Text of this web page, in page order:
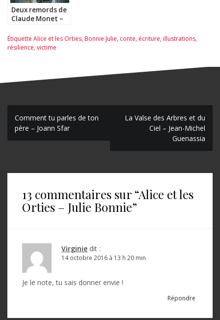
Deux remords de
Claude Monet –
Exposition
Frédéric Bazille
Étiquette Alice et les Orties,Bonnie Julie, conte, écriture,illustrations,
résilience,victime
N
a
i
Comment tu parles de ton
père – Joann Sfar
La Valse des Arbres et du
Ciel – Jean-Michel
Guenassia
13 commentaires sur “Alice et les
Orties – Julie Bonnie”
Virginie dit :
14 octobre 2016 à 13 h 20 min
Je le note, tu sais donner envie !
Répondre